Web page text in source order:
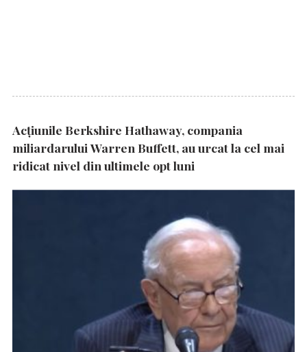
Acțiunile Berkshire Hathaway, compania
miliardarului Warren Buffett, au urcat la cel mai
ridicat nivel din ultimele opt luni